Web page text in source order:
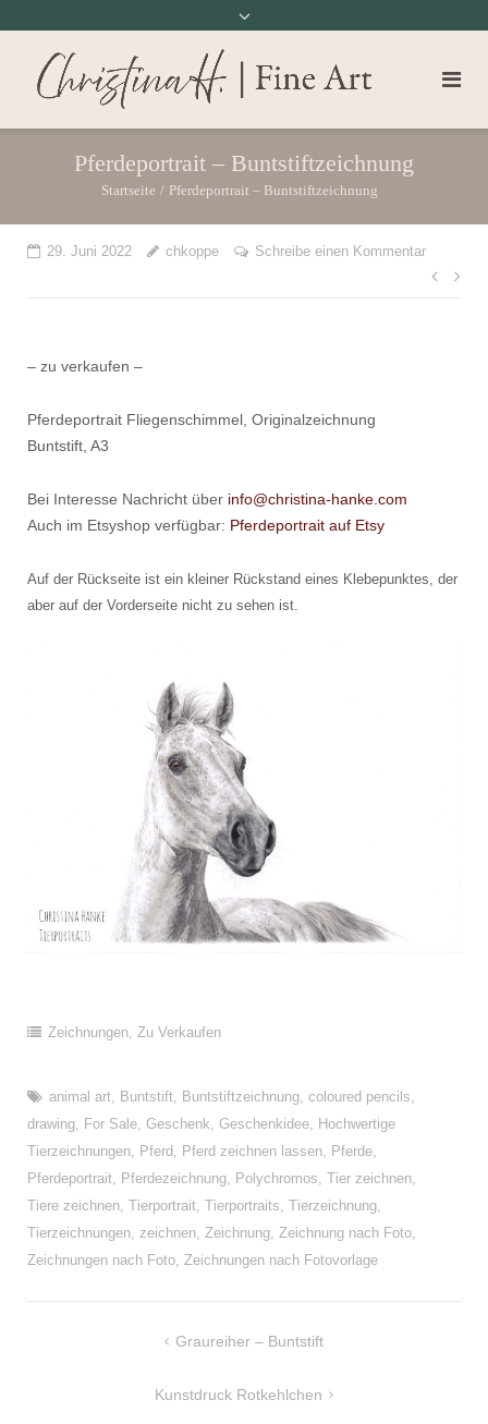
Pferdeportrait – Buntstiftzeichnung
Startseite / Pferdeportrait – Buntstiftzeichnung
29. Juni 2022 chkoppe Schreibe einen Kommentar
– zu verkaufen –
Pferdeportrait Fliegenschimmel, Originalzeichnung
Buntstift, A3
Bei Interesse Nachricht über info@christina-hanke.com
Auch im Etsyshop verfügbar: Pferdeportrait auf Etsy
Auf der Rückseite ist ein kleiner Rückstand eines Klebepunktes, der
aber auf der Vorderseite nicht zu sehen ist.
Zeichnungen, Zu Verkaufen
animal art, Buntstift, Buntstiftzeichnung, coloured pencils,
drawing, For Sale, Geschenk, Geschenkidee, Hochwertige
Tierzeichnungen, Pferd , Pferd zeichnen lassen, Pferde,
Pferdeportrait, Pferdezeichnung, Polychromos, Tier zeichnen,
Tiere zeichnen, Tierportrait, Tierportraits, Tierzeichnung,
Tierzeichnungen, zeichnen, Zeichnung, Zeichnung nach Foto,
Zeichnungen nach Foto, Zeichnungen nach Fotovorlage
BeitragsnavigationGraureiher – Buntstift
Kunstdruck Rotkehlchen